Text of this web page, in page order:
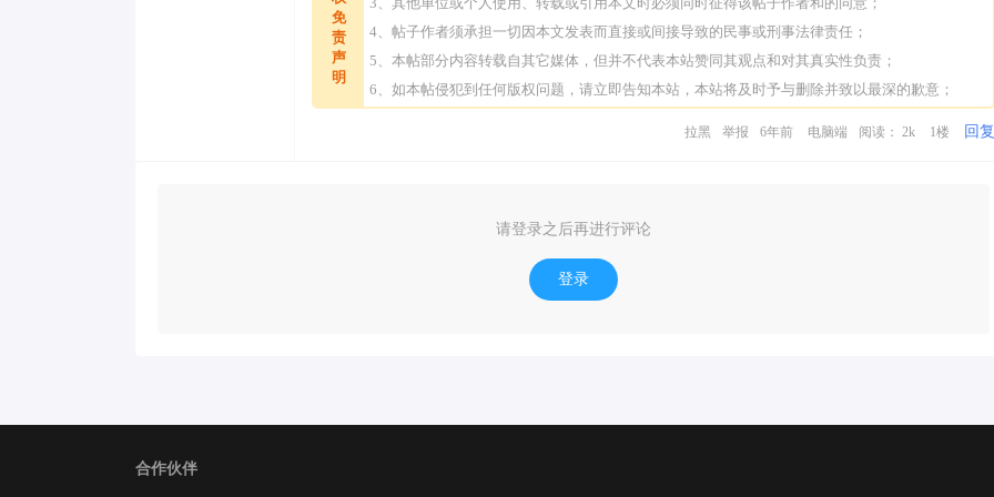
免
责
声
明
4、帖子作者须承担一切因本文发表而直接或间接导致的民事或刑事法律责任；
5、本帖部分内容转载自其它媒体，但并不代表本站赞同其观点和对其真实性负责；
6、如本帖侵犯到任何版权问题，请立即告知本站，本站将及时予与删除并致以最深的歉意；
拉黑 举报 6年前 电脑端 阅读： 2k 1楼 回复
请登录之后再进行评论
登录
合作伙伴